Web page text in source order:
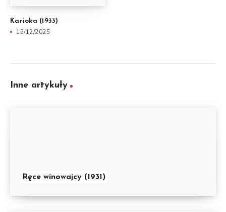
Karioka (1933)
15/12/2025
Inne artykuły
Ręce winowajcy (1931)